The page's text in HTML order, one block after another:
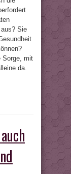
Sie
Sorge, mit
da.